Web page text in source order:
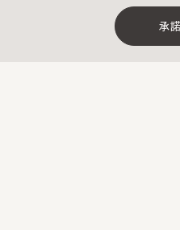
CA4LAについて
承